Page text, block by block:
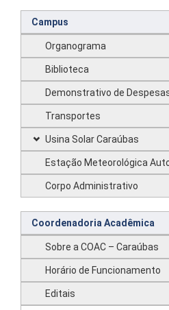
Campus
Organograma
Biblioteca
Demonstrativo de
Transportes
Usina Solar Caraúbas
Estação Meteorológica
Corpo Administrativo
Coordenadoria Acadêmica
Sobre a COAC – Caraúbas
Horário de Funcionamento
Editais